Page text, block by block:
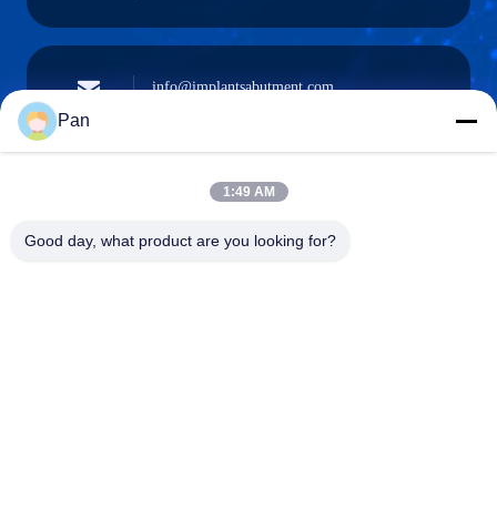
ईमेल
info@implantsabutment.com
फ़ोन
Pan
1:49 AM
Good day, what product are you looking for?